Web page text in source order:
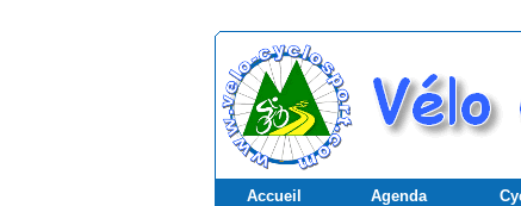
Accueil Agenda